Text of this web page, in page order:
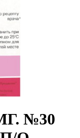
№30